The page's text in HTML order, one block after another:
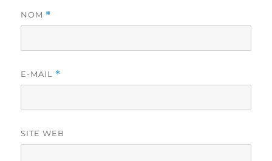
NOM *
E-MAIL *
SITE WEB